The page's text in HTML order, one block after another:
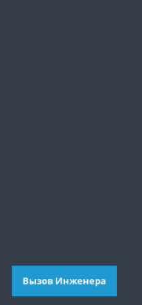
Вызов Инженера